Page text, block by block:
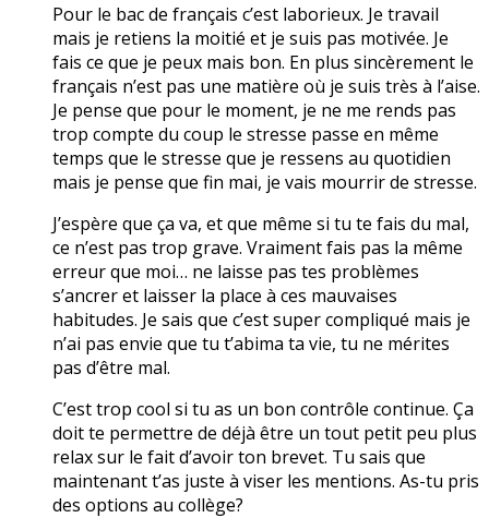
Pour le bac de français c’est laborieux. Je travail
mais je retiens la moitié et je suis pas motivée. Je
fais ce que je peux mais bon. En plus sincèrement le
français n’est pas une matière où je suis très à l’aise.
Je pense que pour le moment, je ne me rends pas
trop compte du coup le stresse passe en même
temps que le stresse que je ressens au quotidien
mais je pense que fin mai, je vais mourrir de stresse.
J’espère que ça va, et que même si tu te fais du mal,
ce n’est pas trop grave. Vraiment fais pas la même
erreur que moi… ne laisse pas tes problèmes
s’ancrer et laisser la place à ces mauvaises
habitudes. Je sais que c’est super compliqué mais je
n’ai pas envie que tu t’abima ta vie, tu ne mérites
pas d’être mal.
C’est trop cool si tu as un bon contrôle continue. Ça
doit te permettre de déjà être un tout petit peu plus
relax sur le fait d’avoir ton brevet. Tu sais que
maintenant t’as juste à viser les mentions. As-tu pris
des options au collège?